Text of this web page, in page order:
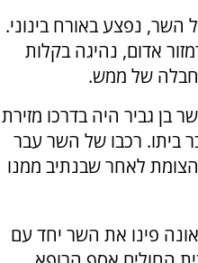
השר, נפצע באורח בינוני.
אדום, נהיגה בקלות
של ממש.
גביר היה בדרכו מזירת
ביתו. רכבו של השר עבר
לאחר שבנתיב ממנו
פינו את השר יחד עם